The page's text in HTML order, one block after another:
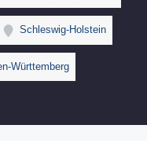
Schleswig-Holstein
Württemberg